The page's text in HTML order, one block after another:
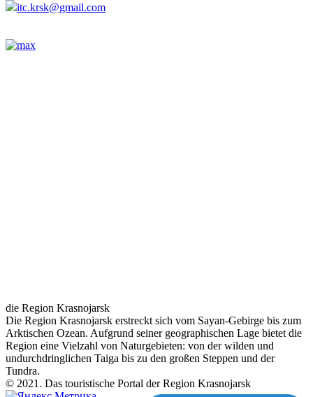
itc.krsk@gmail.com
die Region Krasnojarsk
Die Region Krasnojarsk erstreckt sich vom Sayan-Gebirge bis zum
Arktischen Ozean. Aufgrund seiner geographischen Lage bietet die
Region eine Vielzahl von Naturgebieten: von der wilden und
undurchdringlichen Taiga bis zu den großen Steppen und der
Tundra.
© 2021. Das touristische Portal der Region Krasnojarsk